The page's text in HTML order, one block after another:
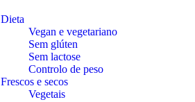
Dieta
Vegan e vegetariano
Sem glúten
Sem lactose
Controlo de peso
Frescos e secos
Vegetais